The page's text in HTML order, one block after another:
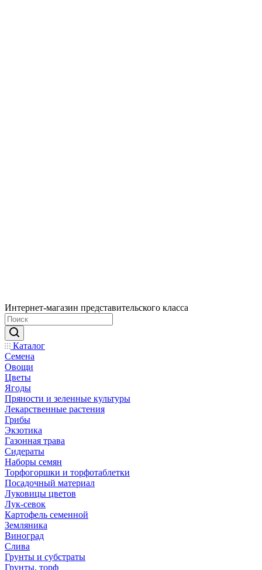
Интернет-магазин представительского класса
Каталог
Семена
Овощи
Цветы
Ягоды
Пряности и зеленные культуры
Лекарственные растения
Грибы
Экзотика
Газонная трава
Сидераты
Наборы семян
Торфогоршки и торфотаблетки
Посадочный материал
Луковицы цветов
Лук-севок
Картофель семенной
Земляника
Виноград
Слива
Грунты и субстраты
Грунты, торф